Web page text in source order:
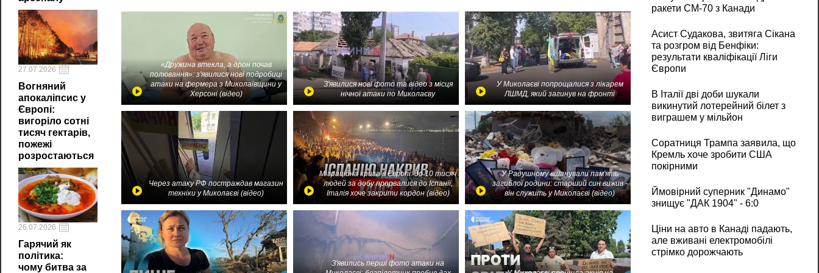
27.07.2026
Вогняний
апокаліпсис у
Європі:
вигоріло сотні
тисяч гектарів,
пожежі
розростаються
26.07.2026
Гарячий як
політика:
чому битва за
«Дружина втекла, а дрон почав
полювання»: з'явилися нові подробиці
атаки на фермера з Миколаївщини у
Херсоні (відео)
З'явилися нові фото та відео з місця
нічної атаки по Миколаєву
У Миколаєві попрощалися з лікарем
ЛШМД, який загинув на фронті
Через атаку РФ постраждав магазин
техніки у Миколаєві (відео)
Міграційна криза в Європі: до 10 тисяч
людей за добу прорвалися до Іспанії,
Італія хоче закрити кордон (відео)
У Радушному вшанували пам'ять
загиблої родини: старший син вижив -
він служить у Миколаєві (відео)
З'явились перші фото атаки на
ракети CM-70 з Канади
Асист Судакова, звитяга Сікана
та розгром від Бенфіки:
результати кваліфікації Ліги
Європи
В Італії дві доби шукали
викинутий лотерейний білет з
виграшем у мільйон
Соратниця Трампа заявила, що
Кремль хоче зробити США
покірними
Ймовірний суперник "Динамо"
знищує "ДАК 1904" - 6:0
Ціни на авто в Канаді падають,
але вживані електромобілі
стрімко дорожчають